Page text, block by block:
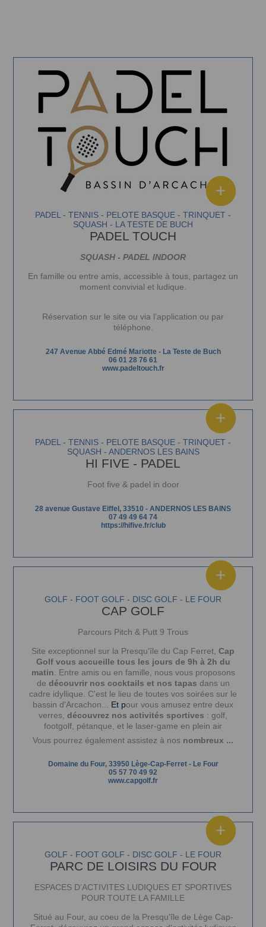
PADEL - TENNIS - PELOTE BASQUE - TRINQUET -
SQUASH - LA TESTE DE BUCH
PADEL TOUCH
SQUASH - PADEL INDOOR
En famille ou entre amis, accessible à tous, partagez un
moment convivial et ludique.
Réservation sur le site ou via l’application ou par
téléphone.
247 Avenue Abbé Edmé Mariotte - La Teste de Buch
06 01 28 76 61
www.padeltouch.fr
PADEL - TENNIS - PELOTE BASQUE - TRINQUET -
SQUASH - ANDERNOS LES BAINS
HI FIVE - PADEL
Foot five & padel in door
28 avenue Gustave Eiffel, 33510 - ANDERNOS LES BAINS
07 49 49 64 74
https://hifive.fr/club
GOLF - FOOT GOLF - DISC GOLF - LE FOUR
CAP GOLF
Parcours Pitch & Putt 9 Trous
Site exceptionnel sur la Presqu'île du Cap Ferret, Cap
Golf vous accueille tous les jours de 9h à 2h du
matin . Entre amis ou en famille, nous vous proposons
de découvrir nos cocktails et nos tapas dans un
cadre idyllique. C'est le lieu de toutes vos soirées sur le
bassin d'Arcachon... Et pour vous amusez entre deux
verres, découvrez nos activités sportives : golf,
footgolf, pétanque, et le laser-game en plein air
Vous pourrez également assistez à nos nombreux ...
Domaine du Four, 33950 Lège-Cap-Ferret- Le Four
05 57 70 49 92
www.capgolf.fr
GOLF - FOOT GOLF - DISC GOLF - LE FOUR
PARC DE LOISIRS DU FOUR
ESPACES D'ACTIVITES LUDIQUES ET SPORTIVES
POUR TOUTE LA FAMILLE
Situé au Four, au coeu de la Presqu'île de Lège Cap-